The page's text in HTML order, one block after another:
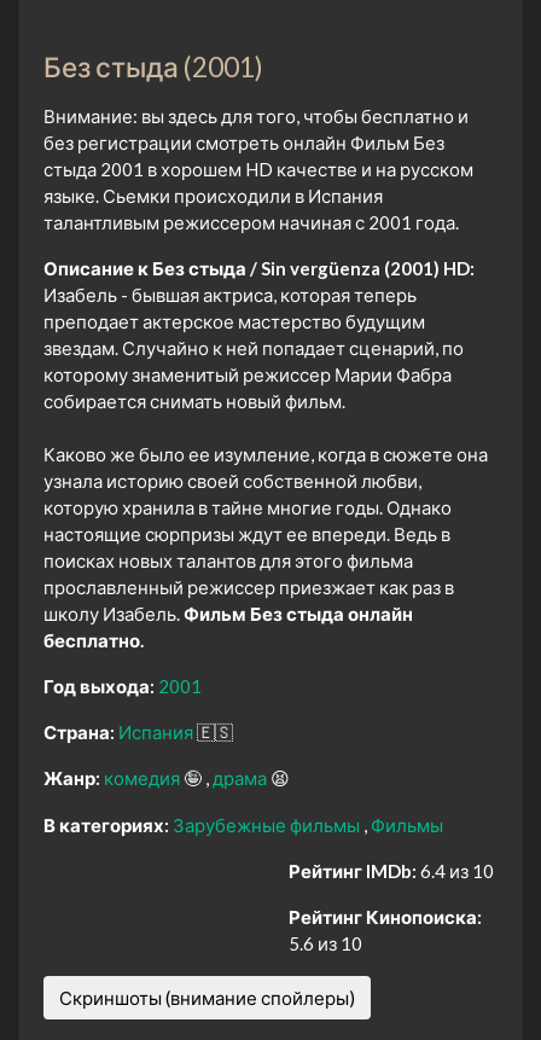
Без стыда (2001)
Внимание: вы здесь для того, чтобы бесплатно и
без регистрации смотреть онлайн Фильм Без
стыда 2001 в хорошем HD качестве и на русском
языке. Сьемки происходили в Испания
талантливым режиссером начиная с 2001 года.
Описание к Без стыда / Sin vergüenza (2001) HD:
Изабель - бывшая актриса, которая теперь
преподает актерское мастерство будущим
звездам. Случайно к ней попадает сценарий, по
которому знаменитый режиссер Марии Фабра
собирается снимать новый фильм.
Каково же было ее изумление, когда в сюжете она
узнала историю своей собственной любви,
которую хранила в тайне многие годы. Однако
настоящие сюрпризы ждут ее впереди. Ведь в
поисках новых талантов для этого фильма
прославленный режиссер приезжает как раз в
школу Изабель.Фильм Без стыда онлайн
бесплатно.
Год выхода: 2001
Страна: Испания🇪🇸
Жанр: комедия 🤪 драма 😫
В категориях: Зарубежные фильмы Фильмы
Рейтинг IMDb: 6.4 из 10
Рейтинг Кинопоиска:
5.6 из 10
Скриншоты (внимание спойлеры)